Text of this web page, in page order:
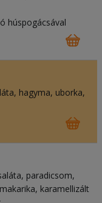
húspogácsával
hagyma, uborka,
paradicsom,
karamellizált